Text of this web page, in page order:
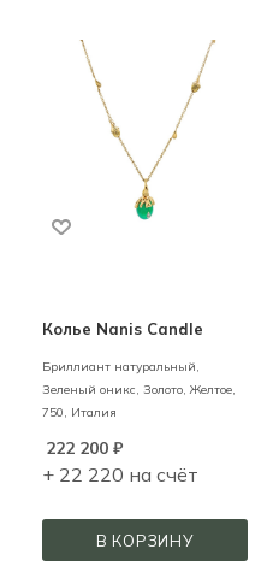
Колье Nanis Candle
Бриллиант натуральный,
Зеленый оникс, Золото, Желтое,
750, Италия
222 200 ₽
+ 22 220 на счёт
В КОРЗИНУ